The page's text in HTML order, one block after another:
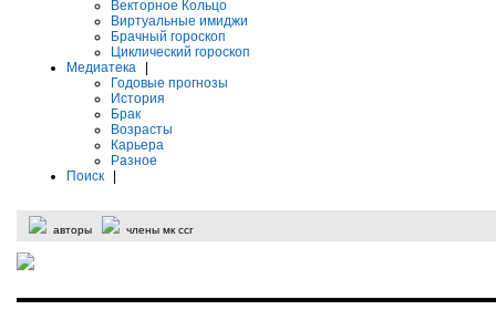
Векторное Кольцо
Виртуальные имиджи
Брачный гороскоп
Циклический гороскоп
Медиатека
Годовые прогнозы
История
Брак
Возрасты
Карьера
Разное
Поиск
авторы члены мк ссг